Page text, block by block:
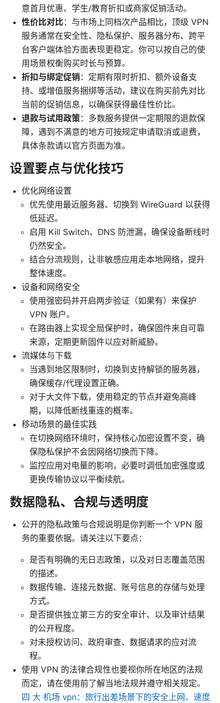
意首月优惠、学生/教育折扣或商家促销活动。
性价比对比：与市场上同档次产品相比，顶级 VPN
服务通常在安全性、隐私保护、服务器分布、跨平
台客户端体验方面表现更稳定。你可以按自己的使
用场景权衡购买时长与预算。
折扣与绑定促销：定期有限时折扣、额外设备支
持、或增值服务捆绑等活动，建议在购买前先对比
当前的促销信息，以确保获得最佳性价比。
退款与试用政策：多数服务提供一定期限的退款保
障，遇到不满意的地方可按规定申请取消或退费，
具体条款请以官方页面为准。
设置要点与优化技巧
优化网络设置
优先使用最近服务器、切换到 WireGuard 以获得
低延迟。
启用 Kill Switch、DNS 防泄漏，确保设备断线时
仍然安全。
结合分流规则，让非敏感应用走本地网络，提升
整体速度。
设备和网络安全
使用强密码并开启两步验证（如果有）来保护
VPN 账户。
在路由器上实现全局保护时，确保固件来自可靠
来源，定期更新固件以应对新威胁。
流媒体与下载
当遇到地区限制时，切换到支持解锁的服务器，
确保缓存/代理设置正确。
对于大文件下载，使用稳定的节点并避免高峰
期，以降低断线重连的概率。
移动场景的最佳实践
在切换网络环境时，保持核心加密设置不变，确
保隐私保护不会因网络切换而下降。
监控应用对电量的影响，必要时调低加密强度或
更换传输协议以平衡续航。
数据隐私、合规与透明度
公开的隐私政策与合规说明是你判断一个 VPN 服
务的重要依据。请关注以下要点：
是否有明确的无日志政策，以及对日志覆盖范围
的描述。
数据传输、连接元数据、账号信息的存储与处理
方式。
是否提供独立第三方的安全审计、以及审计结果
的公开程度。
对未授权访问、政府审查、数据请求的应对流
程。
使用 VPN 的法律合规性也要视你所在地区的法规
而定，请在使用前了解当地法规并遵守相关规定。
四 大 机场 vpn：旅行出差场景下的安全上网、速度